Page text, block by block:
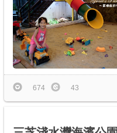
674 43